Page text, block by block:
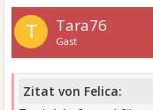
T Tara76
Gast
Zitat von Felica: